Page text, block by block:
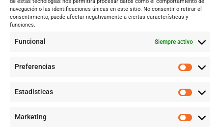
navegación o las identificaciones únicas en este sitio. No consentir o retirar el
consentimiento, puede afectar negativamente a ciertas características y
funciones.
Funcional Siempre activo
Preferencias
Estadísticas
Marketing
Internacional
Tecnología
Sociedad
Jujutsu Kaisen: cuándo el shōnen decidió crecer sin perder su